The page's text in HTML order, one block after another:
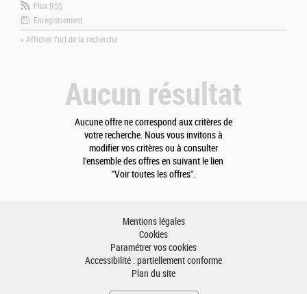
Flux RSS
Enregistrement
» Afficher l'url de la recherche
Aucun résultat
Aucune offre ne correspond aux critères de
votre recherche. Nous vous invitons à
modifier vos critères ou à consulter
l'ensemble des offres en suivant le lien
"Voir toutes les offres".
Mentions légales
Cookies
Paramétrer vos cookies
Accessibilité : partiellement conforme
Plan du site